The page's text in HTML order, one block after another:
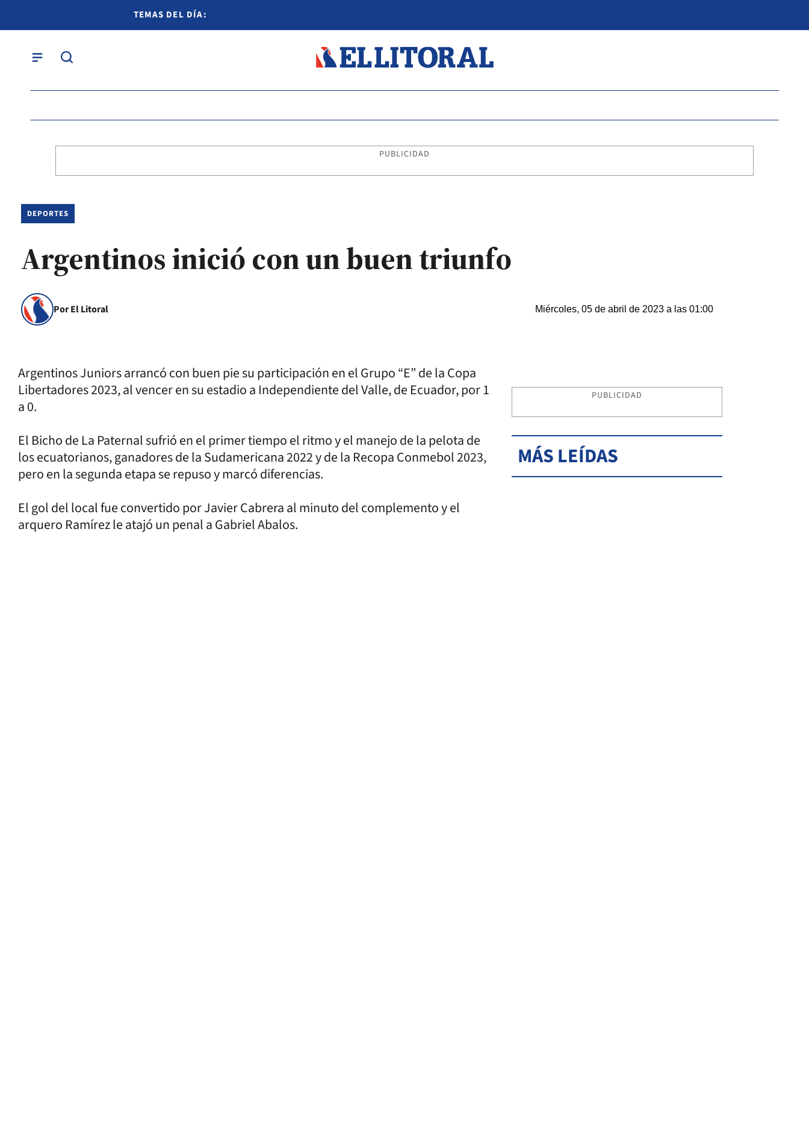
TEMAS DEL DÍA:
PUBLICIDAD
DEPORTES
Argentinos inició con un buen triunfo
Por El Litoral Miércoles, 05 de abril de 2023 a las 01:00
Argentinos Juniors arrancó con buen pie su participación en el Grupo “E” de la Copa
Libertadores 2023, al vencer en su estadio a Independiente del Valle, de Ecuador, por 1
a 0.
El Bicho de La Paternal sufrió en el primer tiempo el ritmo y el manejo de la pelota de
los ecuatorianos, ganadores de la Sudamericana 2022 y de la Recopa Conmebol 2023,
pero en la segunda etapa se repuso y marcó diferencias.
El gol del local fue convertido por Javier Cabrera al minuto del complemento y el
arquero Ramírez le atajó un penal a Gabriel Abalos.
PUBLICIDAD
MÁS LEÍDAS